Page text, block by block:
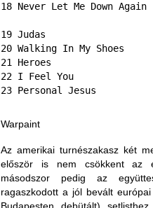
18 Never Let Me Down Again
19 Judas
20 Walking In My Shoes
21 Heroes
22 I Feel You
23 Personal Jesus
Warpaint
Az amerikai turnészakasz két
először is nem csökkent az
másodszor pedig az
ragaszkodott a jól bevált